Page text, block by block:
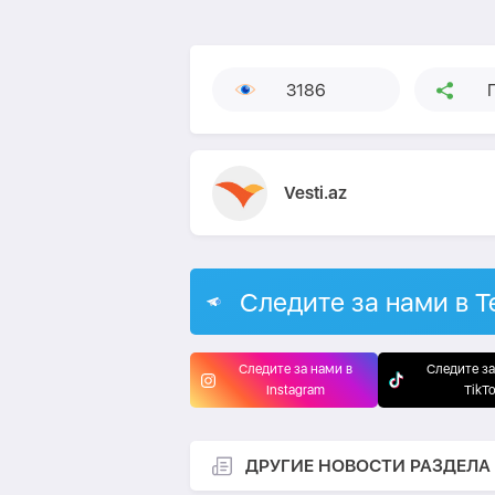
3186
Vesti.az
Следите за нами в
Следите за нами в
Instagram
Следите
ДРУГИЕ НОВОСТИ РАЗДЕЛА